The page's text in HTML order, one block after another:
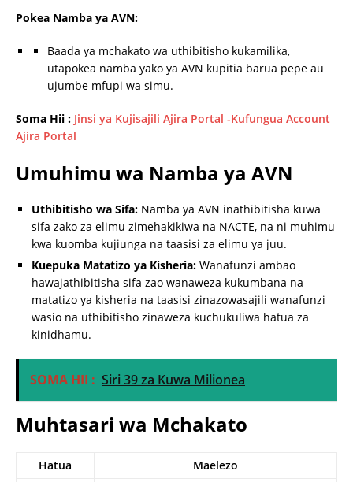
Pokea Namba ya AVN:
Baada ya mchakato wa uthibitisho kukamilika,
utapokea namba yako ya AVN kupitia barua pepe au
ujumbe mfupi wa simu.
Soma Hii : Jinsi ya Kujisajili Ajira Portal -Kufungua Account
Ajira Portal
Umuhimu wa Namba ya AVN
Uthibitisho wa Sifa: Namba ya AVN inathibitisha kuwa
sifa zako za elimu zimehakikiwa na NACTE, na ni muhimu
kwa kuomba kujiunga na taasisi za elimu ya juu.
Kuepuka Matatizo ya Kisheria: Wanafunzi ambao
hawajathibitisha sifa zao wanaweza kukumbana na
matatizo ya kisheria na taasisi zinazowasajili wanafunzi
wasio na uthibitisho zinaweza kuchukuliwa hatua za
kinidhamu.
SOMA HII : Siri 39 za Kuwa Milionea
Muhtasari wa Mchakato
Hatua
Maelezo